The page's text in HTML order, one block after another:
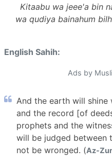
Kitaabu wa jeee'a bin
wa qudiya bainahum
English Sahih:
Ads by
And the earth will
and the record [of
prophets and the
will be judged between
not be wronged. (Az-